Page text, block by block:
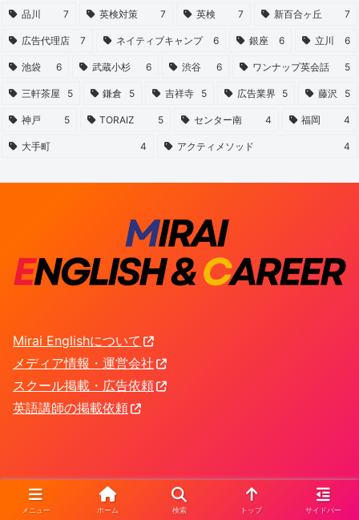
品川 7 英検対策 7 英検 7 新百合ヶ丘 7
広告代理店 7 ネイティブキャンプ 6 銀座 6 立川 6
池袋 6 武蔵小杉 6 渋谷 6 ワンナップ英会話 5
三軒茶屋 5 鎌倉 5 吉祥寺 5 広告業界 5 藤沢 5
神戸 5 TORAIZ 5 センター南 4 福岡 4
大手町 4 アクティメソッド 4
Mirai Englishについて
メディア情報・運営会社
スクール掲載・広告依頼
英語講師の掲載依頼
メニュー ホーム 検索 トップ サイドバー